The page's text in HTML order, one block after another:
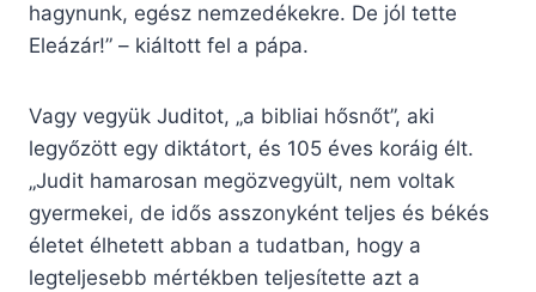
hagynunk, egész nemzedékekre. De jól tette
Eleázár!” – kiáltott fel a pápa.
Vagy vegyük Juditot, „a bibliai hősnőt”, aki
legyőzött egy diktátort, és 105 éves koráig élt.
„Judit hamarosan megözvegyült, nem voltak
gyermekei, de idős asszonyként teljes és békés
életet élhetett abban a tudatban, hogy a
legteljesebb mértékben teljesítette azt a